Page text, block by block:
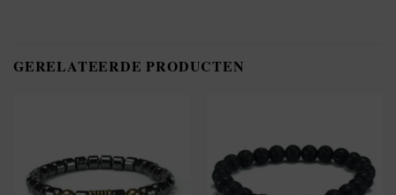
GERELATEERDE PRODUCTEN